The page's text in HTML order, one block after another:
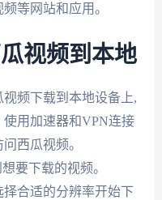
等网站和应用。
视频到本地
频下载到本地设备上,
用加速器和VPN连接
西瓜视频。
要下载的视频。
合适的分辨率开始下